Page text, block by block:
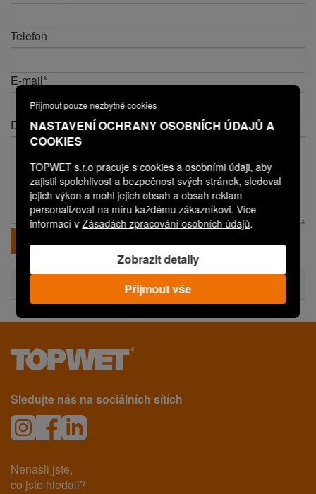
Přijmout pouze nezbytné cookies
NASTAVENÍ OCHRANY OSOBNÍCH ÚDAJŮ A
COOKIES
TOPWET s.r.o pracuje s cookies a osobními údaji, aby
zajistil spolehlivost a bezpečnost svých stránek, sledoval
jejich výkon a mohl jejich obsah a obsah reklam
personalizovat na míru každému zákazníkovi. Více
informací vZásadách zpracování osobních údajů.
Zobrazit detaily
Přijmout vše
Telefon
E-mail*
Dotaz*
Odeslat
Sledujte nás na sociálních sítích
Nenašli jste,
co jste hledali?